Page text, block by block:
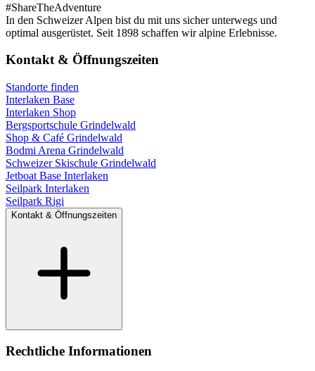
#ShareTheAdventure
In den Schweizer Alpen bist du mit uns sicher unterwegs und
optimal ausgerüstet. Seit 1898 schaffen wir alpine Erlebnisse.
Kontakt & Öffnungszeiten
Standorte finden
Interlaken Base
Interlaken Shop
Bergsportschule Grindelwald
Shop & Café Grindelwald
Bodmi Arena Grindelwald
Schweizer Skischule Grindelwald
Jetboat Base Interlaken
Seilpark Interlaken
Seilpark Rigi
Kontakt & Öffnungszeiten
Rechtliche Informationen